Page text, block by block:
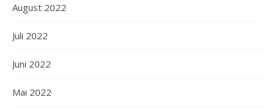
August 2022
Juli 2022
Juni 2022
Mai 2022